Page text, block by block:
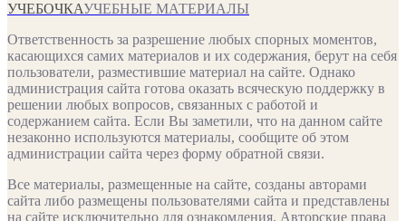
УЧЕБОЧКАУЧЕБНЫЕ МАТЕРИАЛЫ
Ответственность за разрешение любых спорных моментов,
касающихся самих материалов и их содержания, берут на себя
пользователи, разместившие материал на сайте. Однако
администрация сайта готова оказать всяческую поддержку в
решении любых вопросов, связанных с работой и
содержанием сайта. Если Вы заметили, что на данном сайте
незаконно используются материалы, сообщите об этом
администрации сайта через форму обратной связи.
Все материалы, размещенные на сайте, созданы авторами
сайта либо размещены пользователями сайта и представлены
на сайте исключительно для ознакомления. Авторские права